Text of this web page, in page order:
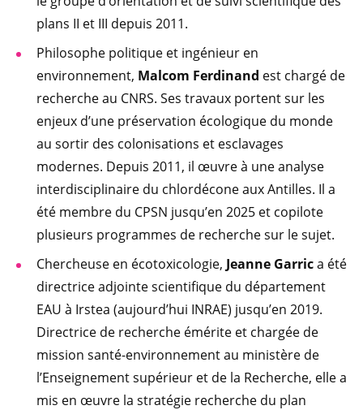
plans II et III depuis 2011.
Philosophe politique et ingénieur en
environnement, Malcom Ferdinand est chargé de
recherche au CNRS. Ses travaux portent sur les
enjeux d’une préservation écologique du monde
au sortir des colonisations et esclavages
modernes. Depuis 2011, il œuvre à une analyse
interdisciplinaire du chlordécone aux Antilles. Il a
été membre du CPSN jusqu’en 2025 et copilote
plusieurs programmes de recherche sur le sujet.
Chercheuse en écotoxicologie, Jeanne Garrica été
directrice adjointe scientifique du département
EAU à Irstea (aujourd’hui INRAE) jusqu’en 2019.
Directrice de recherche émérite et chargée de
mission santé-environnement au ministère de
l’Enseignement supérieur et de la Recherche, elle a
mis en œuvre la stratégie recherche du plan